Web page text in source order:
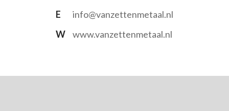
E
info@vanzettenmetaal.nl
W
www.vanzettenmetaal.nl